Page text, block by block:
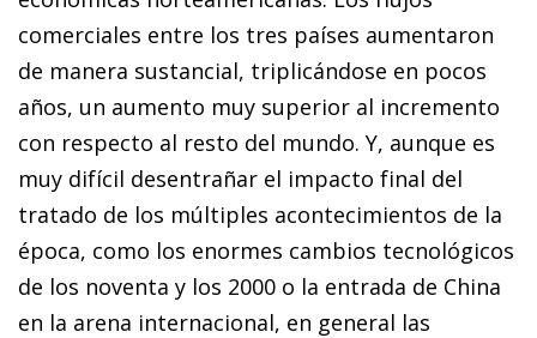
comerciales entre los tres países aumentaron
de manera sustancial, triplicándose en pocos
años, un aumento muy superior al incremento
con respecto al resto del mundo. Y, aunque es
muy difícil desentrañar el impacto final del
tratado de los múltiples acontecimientos de la
época, como los enormes cambios tecnológicos
de los noventa y los 2000 o la entrada de China
en la arena internacional, en general las